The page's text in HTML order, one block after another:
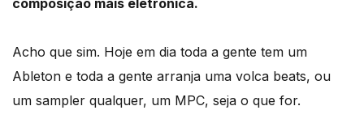
Acho que sim. Hoje em dia toda a gente tem um
Ableton e toda a gente arranja uma volca beats, ou
um sampler qualquer, um MPC, seja o que for.